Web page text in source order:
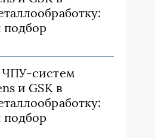
подбор
ЧПУ-систем
и GSK в
подбор